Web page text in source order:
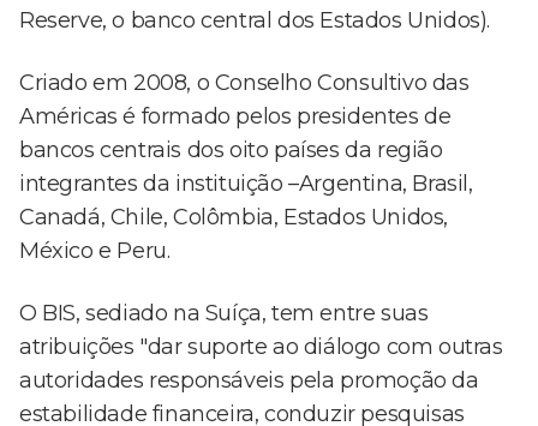
Reserve, o banco central dos Estados Unidos).
Criado em 2008, o Conselho Consultivo das
Américas é formado pelos presidentes de
bancos centrais dos oito países da região
integrantes da instituição –Argentina, Brasil,
Canadá, Chile, Colômbia, Estados Unidos,
México e Peru.
O BIS, sediado na Suíça, tem entre suas
atribuições "dar suporte ao diálogo com outras
autoridades responsáveis pela promoção da
estabilidade financeira, conduzir pesquisas